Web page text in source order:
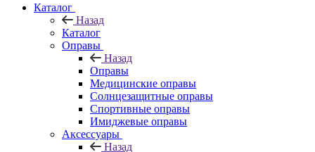
Каталог
Назад
Каталог
Оправы
Назад
Оправы
Медицинские оправы
Солнцезащитные оправы
Спортивные оправы
Имиджевые оправы
Аксессуары
Назад